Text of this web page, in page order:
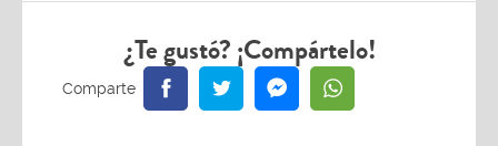
¿Te gustó? ¡Compártelo!